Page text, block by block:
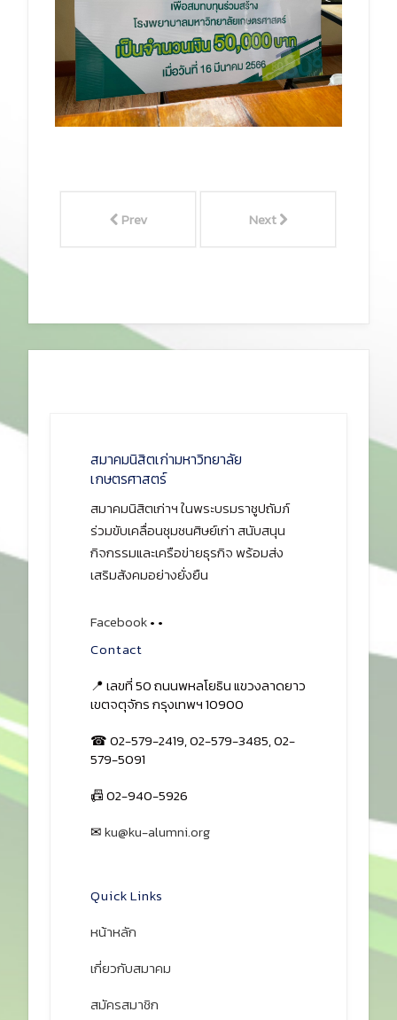
Prev Next
สมาคมนิสิตเก่ามหาวิทยาลัย
เกษตรศาสตร์
สมาคมนิสิตเก่าฯ ในพระบรมราชูปถัมภ์
ร่วมขับเคลื่อนชุมชนศิษย์เก่า สนับสนุน
กิจกรรมและเครือข่ายธุรกิจ พร้อมส่ง
เสริมสังคมอย่างยั่งยืน
Facebook• •
Contact
📍 เลขที่ 50 ถนนพหลโยธิน แขวงลาดยาว
เขตจตุจักร กรุงเทพฯ 10900
☎ 02-579-2419, 02-579-3485, 02-
579-5091
📠 02-940-5926
✉ku@ku-alumni.org
Quick Links
หน้าหลัก
เกี่ยวกับสมาคม
สมัครสมาชิก